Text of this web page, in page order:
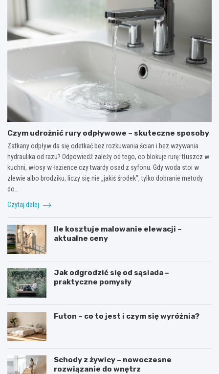
Czym udrożnić rury odpływowe – skuteczne sposoby
Zatkany odpływ da się odetkać bez rozkuwania ścian i bez wzywania
hydraulika od razu? Odpowiedź zależy od tego, co blokuje rurę: tłuszcz w
kuchni, włosy w łazience czy twardy osad z syfonu. Gdy woda stoi w
zlewie albo brodziku, liczy się nie „jakiś środek”, tylko dobranie metody
do…
Czytaj dalej
Ile kosztuje malowanie elewacji –
aktualne ceny
Jak odgrodzić się od sąsiada –
praktyczne pomysły
Futon – co to jest i czym się wyróżnia?
Schody z żywicy – nowoczesne
rozwiązanie do wnętrz